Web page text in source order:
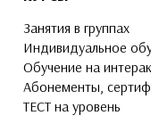
Занятия в группах
Индивидуальное
Обучение на
Абонементы,
ТЕСТ на уровень